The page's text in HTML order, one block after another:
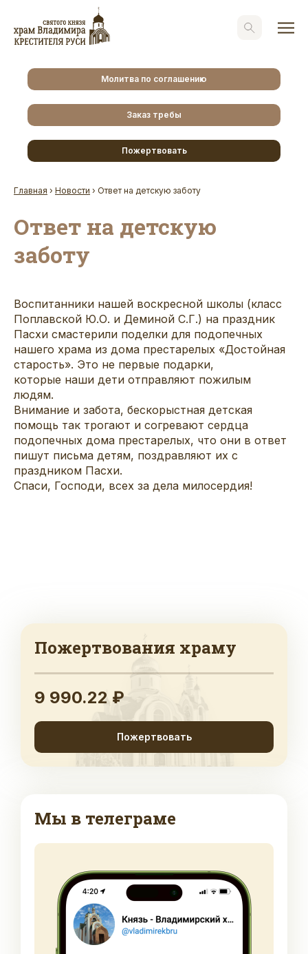
Молитва по соглашению
Заказ требы
Пожертвовать
Главная › Новости › Ответ на детскую заботу
Ответ на детскую
заботу
Воспитанники нашей воскресной школы (класс
Поплавской Ю.О. и Деминой С.Г.) на праздник
Пасхи смастерили поделки для подопечных
нашего храма из дома престарелых «Достойная
старость». Это не первые подарки,
которые наши дети отправляют пожилым
людям.
Внимание и забота, бескорыстная детская
помощь так трогают и согревают сердца
подопечных дома престарелых, что они в ответ
пишут письма детям, поздравляют их с
праздником Пасхи.
Спаси, Господи, всех за дела милосердия!
Пожертвования храму
9 990.22 ₽
Пожертвовать
Мы в телеграме